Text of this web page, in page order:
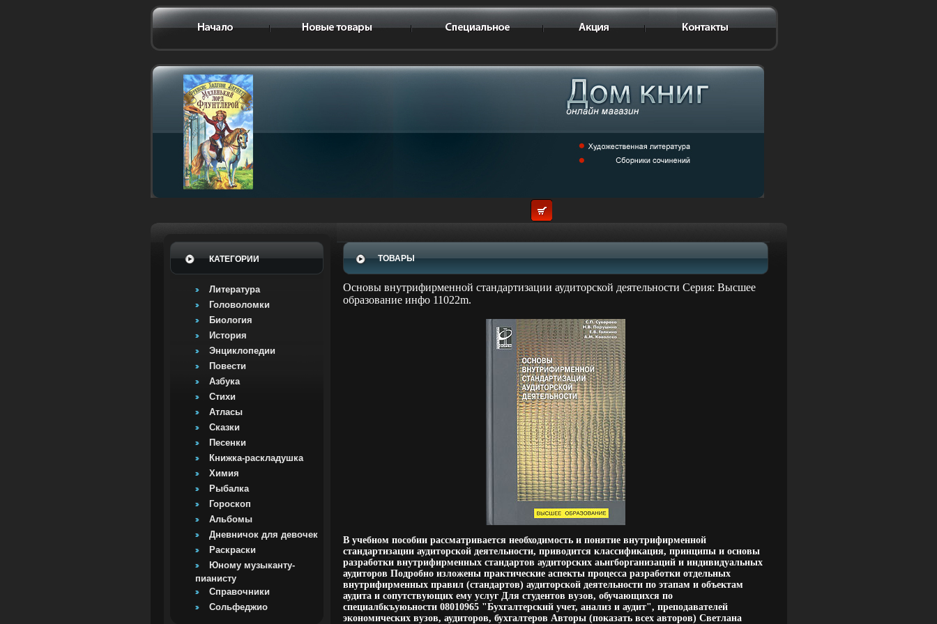
КАТЕГОРИИ
Литература
Головоломки
Биология
История
Энциклопедии
Повести
Азбука
Стихи
Атласы
Сказки
Песенки
Книжка-раскладушка
Химия
Рыбалка
Гороскоп
Альбомы
Дневничок для девочек
Раскраски
Юному музыканту-
пианисту
Справочники
Сольфеджио
ТОВАРЫ
Основы внутрифирменной стандартизации аудиторской деятельности Серия: Высшее
образование инфо 11022m.
В учебном пособии рассматривается необходимость и понятие внутрифирменной
стандартизации аудиторской деятельности, приводится классификация, принципы и основы
разработки внутрифирменных стандартов аудиторских аьнгборганизаций и индивидуальных
аудиторов Подробно изложены практические аспекты процесса разработки отдельных
внутрифирменных правил (стандартов) аудиторской деятельности по этапам и объектам
аудита и сопутствующих ему услуг Для студентов вузов, обучающихся по
специалбкъуюьности 08010965 "Бухгалтерский учет, анализ и аудит", преподавателей
экономических вузов, аудиторов, бухгалтеров Авторы (показать всех авторов) Светлана